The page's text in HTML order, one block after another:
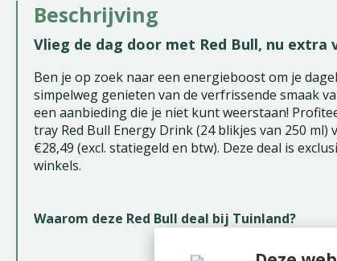
Beschrijving
Vlieg de dag door met Red Bull, nu extra
Ben je op zoek naar een energieboost om je
simpelweg genieten van de verfrissende smaak
een aanbieding die je niet kunt weerstaan!
tray Red Bull Energy Drink (24 blikjes van 250
€28,49 (excl. statiegeld en btw). Deze deal is
winkels.
Waarom deze Red Bull deal bij Tuinland?